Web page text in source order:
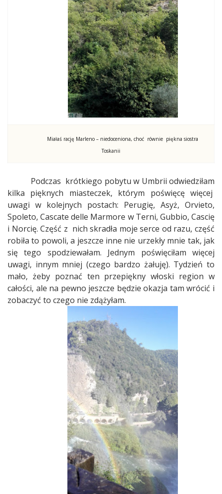
Miałaś rację Marleno – niedoceniona, choć równie piękna siostra
Toskanii
Podczas krótkiego pobytu w Umbrii odwiedziłam
kilka pięknych miasteczek, którym poświęcę więcej
uwagi w kolejnych postach: Perugię, Asyż, Orvieto,
Spoleto, Cascate delle Marmore w Terni, Gubbio, Cascię
i Norcię. Część z nich skradła moje serce od razu, część
robiła to powoli, a jeszcze inne nie urzekły mnie tak, jak
się tego spodziewałam. Jednym poświęciłam więcej
uwagi, innym mniej (czego bardzo żałuję). Tydzień to
mało, żeby poznać ten przepiękny włoski region w
całości, ale na pewno jeszcze będzie okazja tam wrócić i
zobaczyć to czego nie zdążyłam.